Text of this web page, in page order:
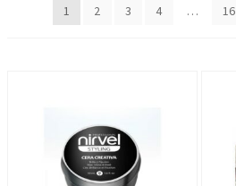
últimos
1 2 3 4 … 16